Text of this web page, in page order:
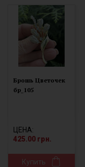
Брошь Цветочек
бр_105
ЦЕНА:
425.00 грн.
Купить